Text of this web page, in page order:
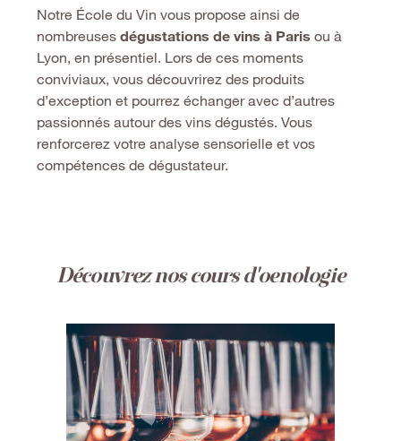
Notre École du Vin vous propose ainsi de
nombreuses dégustations de vins à Paris ou à
Lyon, en présentiel. Lors de ces moments
conviviaux, vous découvrirez des produits
d’exception et pourrez échanger avec d’autres
passionnés autour des vins dégustés. Vous
renforcerez votre analyse sensorielle et vos
compétences de dégustateur.
Découvrez nos cours d'oenologie